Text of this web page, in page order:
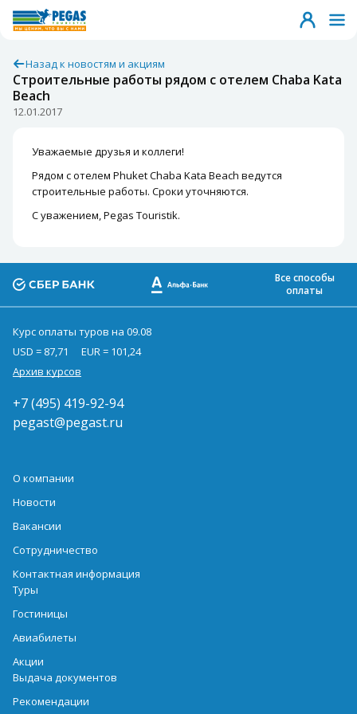
Назад к новостям и акциям
Строительные работы рядом с отелем Chaba Kata
Beach
12.01.2017
Уважаемые друзья и коллеги!
Рядом с отелем Phuket Chaba Kata Beach ведутся
строительные работы. Сроки уточняются.
С уважением, Pegas Touristik.
Все способы
оплаты
Курс оплаты туров на 09.08
USD = 87,71
EUR = 101,24
Архив курсов
+7 (495) 419-92-94
pegast@pegast.ru
О компании
Новости
Вакансии
Сотрудничество
Контактная информация
Туры
Гостиницы
Авиабилеты
Акции
Выдача документов
Рекомендации